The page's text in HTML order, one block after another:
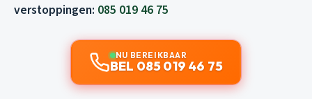
verstoppingen: 085 019 46 75
NU BEREIKBAAR
BEL 085 019 46 75